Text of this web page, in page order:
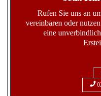
Rufen Sie uns an
vereinbaren oder
eine